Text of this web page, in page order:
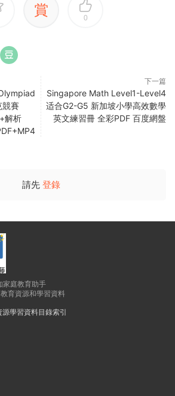
賞 0
競賽
解析
下一篇
Singapore Math Level1-Level4
适合G2-G5 新加坡小學高效數學
英文練習冊 全彩PDF 百度網盤
請先 登錄
庭教育助手
育資源和學習資料
學習資料目錄索引